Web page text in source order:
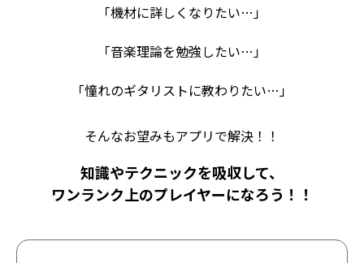
「機材に詳しくなりたい…」
「音楽理論を勉強したい…」
「憧れのギタリストに教わりたい…」
そんなお望みもアプリで解決！！
知識やテクニックを吸収して、
ワンランク上のプレイヤーになろう！！